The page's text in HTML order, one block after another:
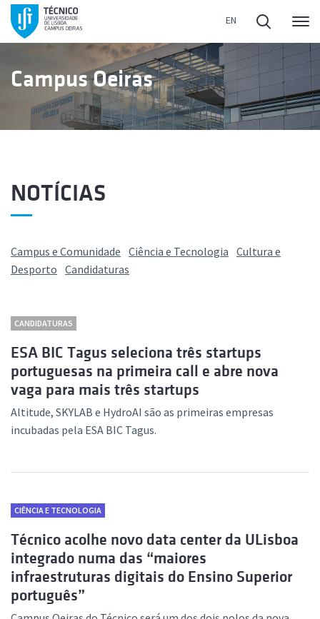
Campus Oeiras
NOTÍCIAS
Campus e Comunidade Ciência e Tecnologia Cultura e
Desporto Candidaturas
CANDIDATURAS
ESA BIC Tagus seleciona três startups
portuguesas na primeira call e abre nova
vaga para mais três startups
Altitude, SKYLAB e HydroAI são as primeiras empresas
incubadas pela ESA BIC Tagus.
CIÊNCIA E TECNOLOGIA
Técnico acolhe novo data center da ULisboa
integrado numa das “maiores
infraestruturas digitais do Ensino Superior
português”